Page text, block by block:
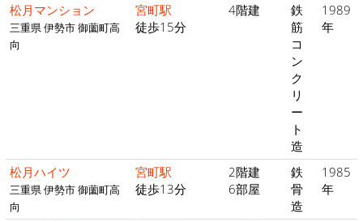
松月マンション
三重県 伊勢市 御薗町高
向
宮町駅
徒歩15分
4階建
鉄
筋
コ
ン
ク
リ
ー
ト
造
1989
年
松月ハイツ
三重県 伊勢市 御薗町高
向
宮町駅
徒歩13分
2階建
6部屋
鉄
骨
造
1985
年